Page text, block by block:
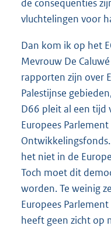
de consequenties
vluchtelingen voor
Dan kom ik op het
Mevrouw De
rapporten zijn over
Palestijnse
D66 pleit al een tijd
Europees
het niet in de
Toch moet dit
worden. Te weinig
Europees
heeft geen zicht op